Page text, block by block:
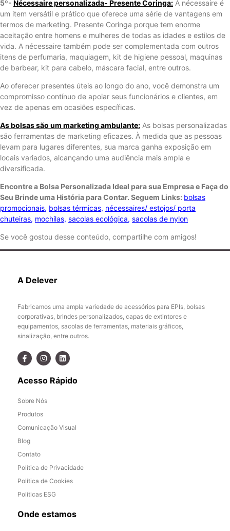
5º- Nécessaire personalizada- Presente Coringa: A nécessaire é
um item versátil e prático que oferece uma série de vantagens em
termos de marketing. Presente Coringa porque tem enorme
aceitação entre homens e mulheres de todas as idades e estilos de
vida. A nécessaire também pode ser complementada com outros
itens de perfumaria, maquiagem, kit de higiene pessoal, maquinas
de barbear, kit para cabelo, máscara facial, entre outros.
Ao oferecer presentes úteis ao longo do ano, você demonstra um
compromisso contínuo de apoiar seus funcionários e clientes, em
vez de apenas em ocasiões específicas.
As bolsas são um marketing ambulante: As bolsas personalizadas
são ferramentas de marketing eficazes. À medida que as pessoas
levam para lugares diferentes, sua marca ganha exposição em
locais variados, alcançando uma audiência mais ampla e
diversificada.
Encontre a Bolsa Personalizada Ideal para sua Empresa e Faça do
Seu Brinde uma História para Contar. Seguem Links: bolsas
promocionais, bolsas térmicas, nécessaires/ estojos/ porta
chuteiras, mochilas, sacolas ecológica, sacolas de nylon
Se você gostou desse conteúdo, compartilhe com amigos!
A Delever
Fabricamos uma ampla variedade de acessórios para EPIs, bolsas
corporativas, brindes personalizados, capas de extintores e
equipamentos, sacolas de ferramentas, materiais gráficos,
sinalização, entre outros.
Acesso Rápido
Sobre Nós
Produtos
Comunicação Visual
Blog
Contato
Política de Privacidade
Política de Cookies
Políticas ESG
Onde estamos